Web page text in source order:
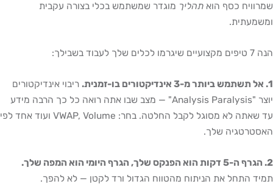
שמרוויח כסף הוא תהליך מוגדר שמשתמש בכלי בצורה עקבית
ומשמעתית.
הנה 7 טיפים מקצועיים שיגרמו לכלים שלך לעבוד בשבילך:
1. אל תשתמש ביותר מ-3 אינדיקטורים בו-זמנית.
ריבוי אינדיקטורים
יוצר "Analysis Paralysis" — מצב שבו אתה רואה כל כך הרבה מידע
עד שאתה לא מסוגל לקבל החלטה. בחר: VWAP, Volume ועוד אחד לפי
האסטרטגיה שלך.
2. הגרף ה-5 דקות הוא הפנקס שלך, הגרף היומי הוא המפה שלך.
תמיד התחל את הניתוח מהטווח הגדול ורד לקטן — לא להפך.